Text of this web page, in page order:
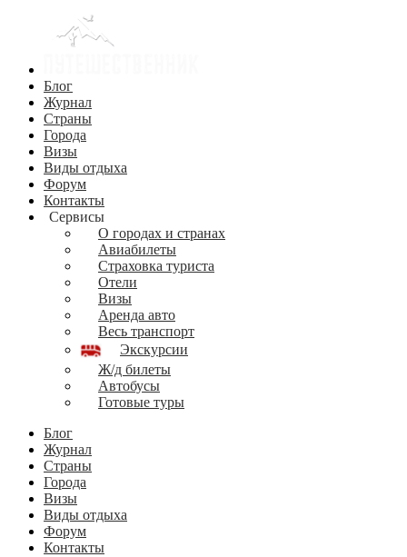
Блог
Журнал
Страны
Города
Визы
Виды отдыха
Форум
Контакты
Сервисы
О городах и странах
Авиабилеты
Страховка туриста
Отели
Визы
Аренда авто
Весь транспорт
Экскурсии
Ж/д билеты
Автобусы
Готовые туры
Блог
Журнал
Страны
Города
Визы
Виды отдыха
Форум
Контакты